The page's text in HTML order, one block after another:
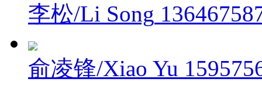
李松/Li Song
俞凌锋/Xiao Yu